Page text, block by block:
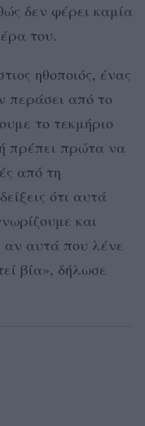
δεν φέρει καμία
του.
ηθοποιός, ένας
περάσει από το
το τεκμήριο
πρέπει πρώτα να
από τη
ότι αυτά
και
αν αυτά που λένε
βία», δήλωσε